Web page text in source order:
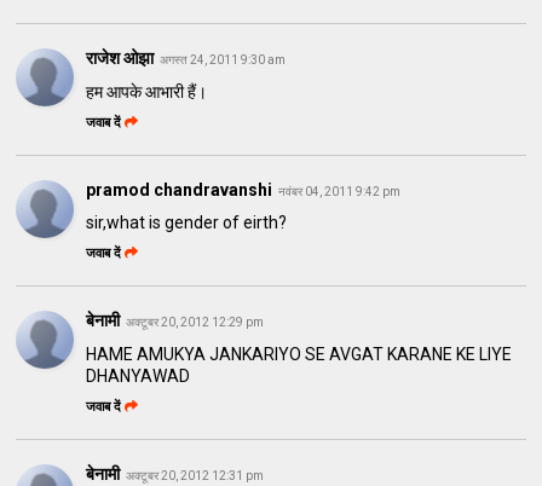
राजेश ओझा अगस्त 24, 2011 9:30 am
हम आपके आभारी हैं।
जवाब दें
pramod chandravanshi नवंबर 04, 2011 9:42 pm
sir,what is gender of eirth?
जवाब दें
बेनामी अक्टूबर 20, 2012 12:29 pm
HAME AMUKYA JANKARIYO SE AVGAT KARANE KE LIYE
DHANYAWAD
जवाब दें
बेनामी अक्टूबर 20, 2012 12:31 pm